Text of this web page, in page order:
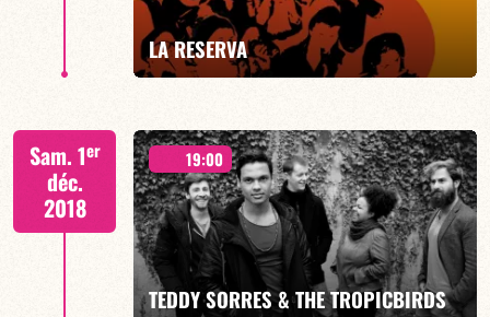
EN SAVOIR PLUS
LA RESERVA
EN SAVOIR PLUS
Sam. 1er
déc.
2018
19:00
TEDDY SORRES & THE TROPICBIRDS